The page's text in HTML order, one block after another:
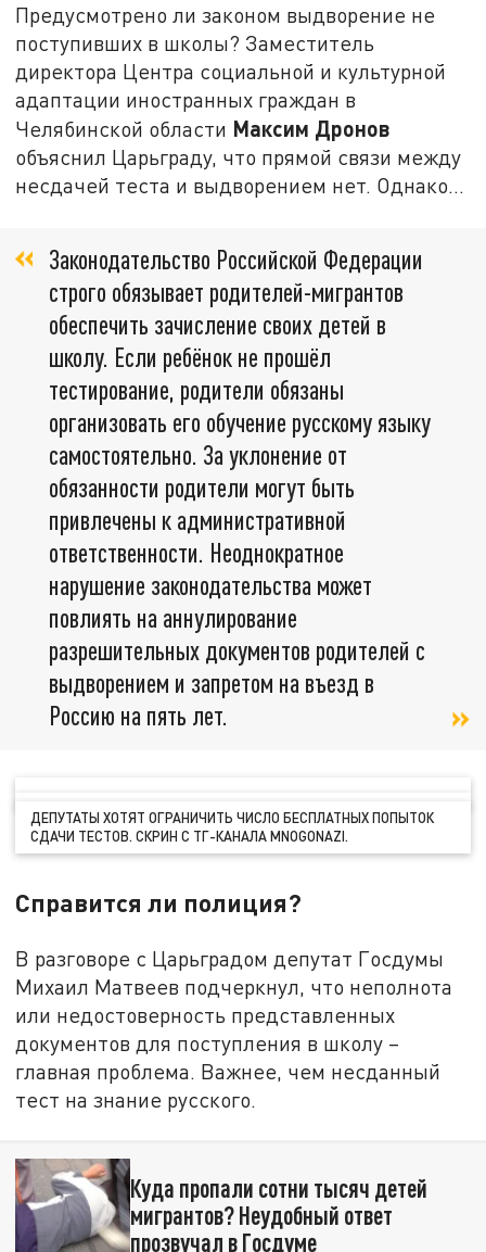
Предусмотрено ли законом выдворение не
поступивших в школы? Заместитель
директора Центра социальной и культурной
адаптации иностранных граждан в
Челябинской области Максим Дронов
объяснил Царьграду, что прямой связи между
несдачей теста и выдворением нет. Однако…
Законодательство Российской Федерации
строго обязывает родителей-мигрантов
обеспечить зачисление своих детей в
школу. Если ребёнок не прошёл
тестирование, родители обязаны
организовать его обучение русскому языку
самостоятельно. За уклонение от
обязанности родители могут быть
привлечены к административной
ответственности. Неоднократное
нарушение законодательства может
повлиять на аннулирование
разрешительных документов родителей с
выдворением и запретом на въезд в
Россию на пять лет.
ДЕПУТАТЫ ХОТЯТ ОГРАНИЧИТЬ ЧИСЛО БЕСПЛАТНЫХ ПОПЫТОК
СДАЧИ ТЕСТОВ. СКРИН С ТГ-КАНАЛА MNOGONAZI.
Справится ли полиция?
В разговоре с Царьградом депутат Госдумы
Михаил Матвеев подчеркнул, что неполнота
или недостоверность представленных
документов для поступления в школу –
главная проблема. Важнее, чем несданный
тест на знание русского.
Куда пропали сотни тысяч детей
мигрантов? Неудобный ответ
прозвучал в Госдуме